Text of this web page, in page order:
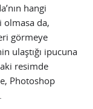
hangi
olmasa da,
görmeye
ulaştığı ipucuna
resimde
Photoshop